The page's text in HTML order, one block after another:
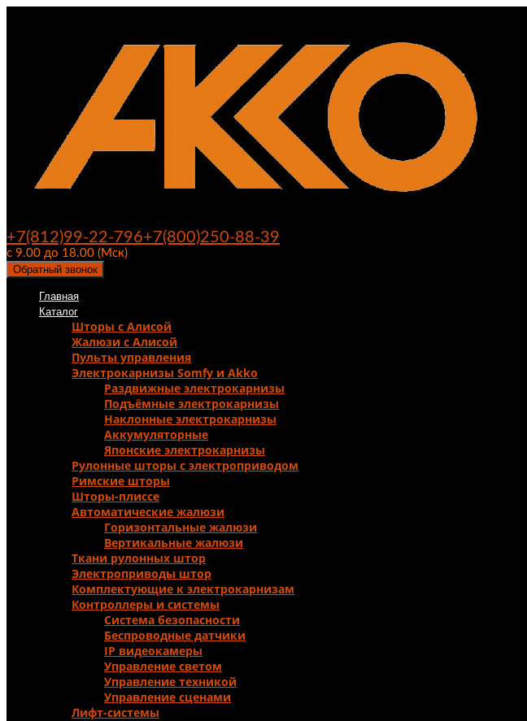
+7(812)99-22-796+7(800)250-88-39
с 9.00 до 18.00 (Мск)
Обратный звонок
Главная
Каталог
Шторы с Алисой
Жалюзи с Алисой
Пульты управления
Электрокарнизы Somfy и Аkko
Раздвижные электрокарнизы
Подъёмные электрокарнизы
Наклонные электрокарнизы
Аккумуляторные
Японские электрокарнизы
Рулонные шторы с электроприводом
Римские шторы
Шторы-плиссе
Автоматические жалюзи
Горизонтальные жалюзи
Вертикальные жалюзи
Ткани рулонных штор
Электроприводы штор
Комплектующие к электрокарнизам
Контроллеры и системы
Система безопасности
Беспроводные датчики
IP видеокамеры
Управление светом
Управление техникой
Управление сценами
Лифт-системы